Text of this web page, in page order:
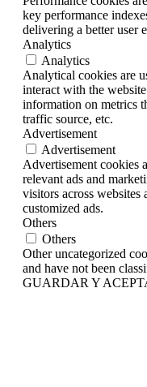
key performance
delivering a better user
Analytics
Analytics
Analytical cookies are
interact with the
information on metrics
traffic source, etc.
Advertisement
Advertisement
Advertisement cookies
relevant ads and
visitors across
customized ads.
Others
Others
Other uncategorized
and have not been
GUARDAR Y